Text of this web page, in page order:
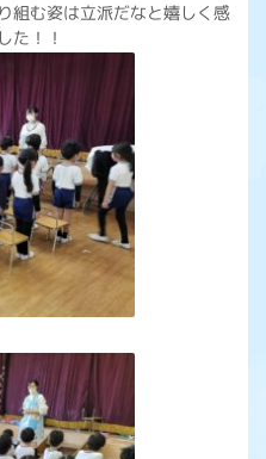
組む姿は立派だなと嬉しく感
た！！